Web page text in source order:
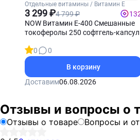
Отдельные витамины / Витамин Е
3 299 ₽4 799 ₽
NOW Витамин Е-400 Смешанные
токоферолы 250 софтгель-капсул
0
0
В корзину
Доставим06.08.2026
Отзывы и вопросы о
Отзывы о товаре
Вопросы и